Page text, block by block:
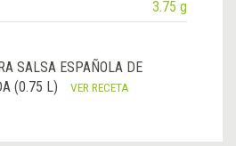
3.75 g
SALSA ESPAÑOLA DE
(0.75 L)
VER RECETA